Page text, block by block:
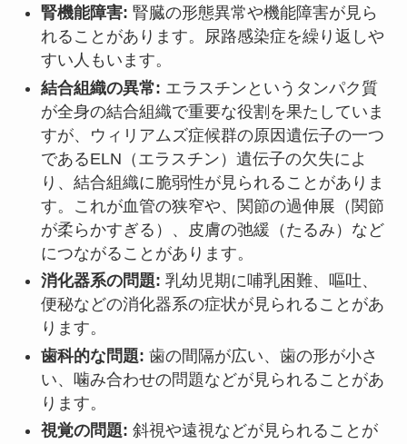
腎機能障害: 腎臓の形態異常や機能障害が見ら
れることがあります。尿路感染症を繰り返しや
すい人もいます。
結合組織の異常: エラスチンというタンパク質
が全身の結合組織で重要な役割を果たしていま
すが、ウィリアムズ症候群の原因遺伝子の一つ
であるELN（エラスチン）遺伝子の欠失によ
り、結合組織に脆弱性が見られることがありま
す。これが血管の狭窄や、関節の過伸展（関節
が柔らかすぎる）、皮膚の弛緩（たるみ）など
につながることがあります。
消化器系の問題: 乳幼児期に哺乳困難、嘔吐、
便秘などの消化器系の症状が見られることがあ
ります。
歯科的な問題: 歯の間隔が広い、歯の形が小さ
い、噛み合わせの問題などが見られることがあ
ります。
視覚の問題: 斜視や遠視などが見られることが